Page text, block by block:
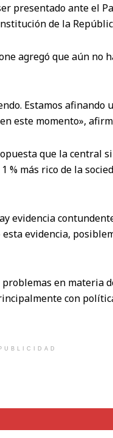
presentado ante el
de la
agregó que aún no
Estamos afinando
este momento»,
que la central
más rico de la
evidencia
evidencia,
en materia
con